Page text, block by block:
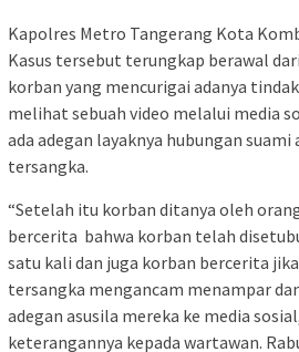
Kapolres Metro Tangerang Kota
Kasus tersebut terungkap berawal
korban yang mencurigai adanya
melihat sebuah video melalui media
ada adegan layaknya hubungan
tersangka.
“Setelah itu korban ditanya oleh
bercerita bahwa korban telah
satu kali dan juga korban bercerita
tersangka mengancam menampar
adegan asusila mereka ke media
keterangannya kepada wartawan.